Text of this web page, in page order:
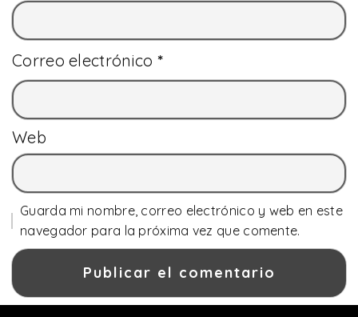
Correo electrónico *
Web
Guarda mi nombre, correo electrónico y web en este
navegador para la próxima vez que comente.